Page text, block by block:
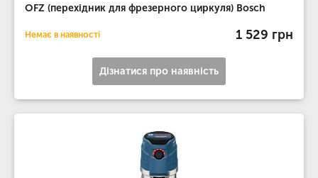
OFZ (перехідник для фрезерного циркуля) Bosch
Немає в наявності 1 529 грн
Дізнатися про наявність